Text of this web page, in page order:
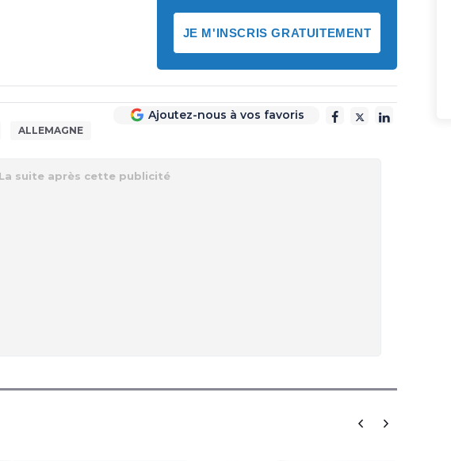
JE M'INSCRIS GRATUITEMENT
Ajoutez-nous à vos favoris
ALLEMAGNE